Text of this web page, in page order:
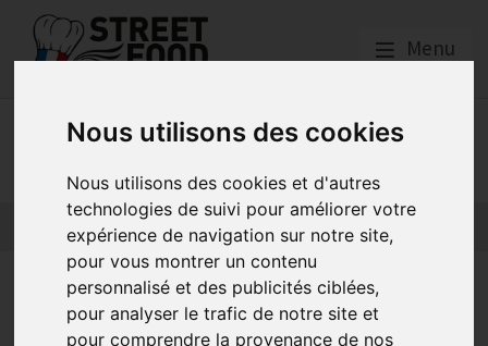
Nous utilisons des cookies
Nous utilisons des cookies et d'autres
technologies de suivi pour améliorer votre
expérience de navigation sur notre site,
pour vous montrer un contenu
personnalisé et des publicités ciblées,
pour analyser le trafic de notre site et
pour comprendre la provenance de nos
Menu
STREET FOOD EN
MOUVEMENT
Qui sommes nous ? Tutoriels
Agenda